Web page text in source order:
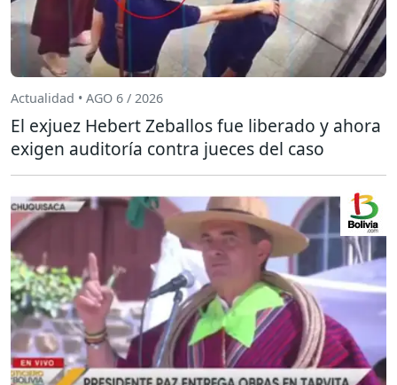
Actualidad • AGO 6 / 2026
El exjuez Hebert Zeballos fue liberado y ahora
exigen auditoría contra jueces del caso